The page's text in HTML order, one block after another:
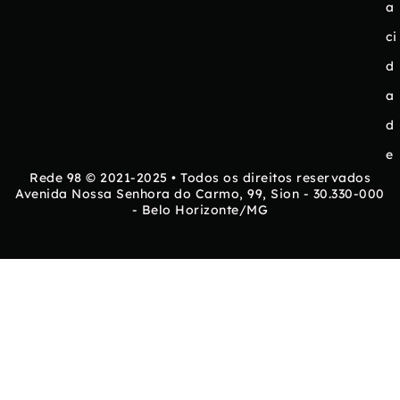
a
ci
d
a
d
e
Rede 98 © 2021-2025 • Todos os direitos reservados
Avenida Nossa Senhora do Carmo, 99, Sion - 30.330-000
- Belo Horizonte/MG